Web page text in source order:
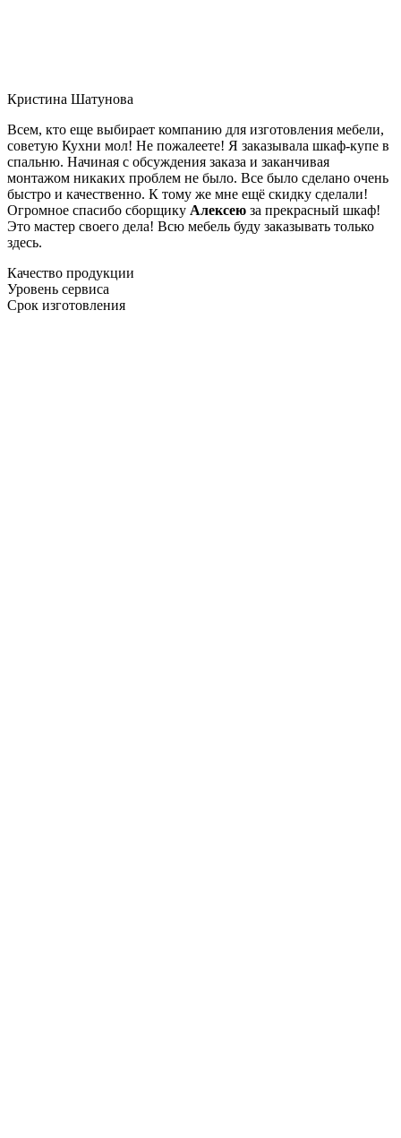
Кристина Шатунова
Всем, кто еще выбирает компанию для изготовления мебели,
советую Кухни мол! Не пожалеете! Я заказывала шкаф-купе в
спальню. Начиная с обсуждения заказа и заканчивая
монтажом никаких проблем не было. Все было сделано очень
быстро и качественно. К тому же мне ещё скидку сделали!
Огромное спасибо сборщику Алексею за прекрасный шкаф!
Это мастер своего дела! Всю мебель буду заказывать только
здесь.
Качество продукции
Уровень сервиса
Срок изготовления